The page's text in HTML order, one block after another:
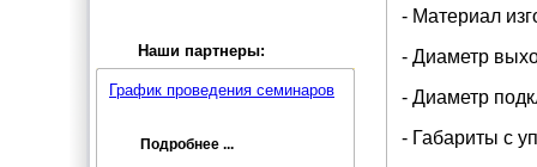
Наши партнеры:
График проведения семинаров
Подробнее ...
- Материал
- Диаметр
- Диаметр
- Габариты с